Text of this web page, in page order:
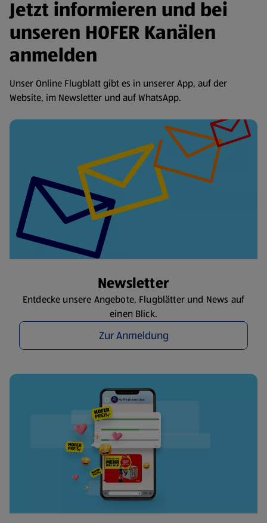
Jetzt informieren und bei
unseren HOFER Kanälen
anmelden
Unser Online Flugblatt gibt es in unserer App, auf der
Website, im Newsletter und auf WhatsApp.
Newsletter
Entdecke unsere Angebote, Flugblätter und News auf
einen Blick.
Zur Anmeldung